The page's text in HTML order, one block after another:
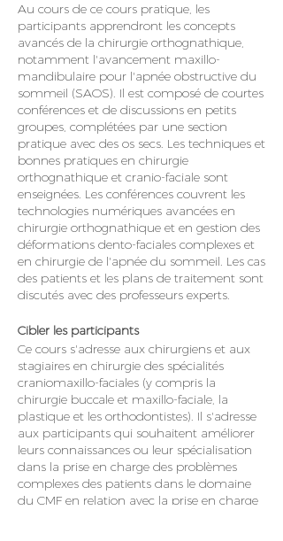
Au cours de ce cours pratique, les
participants apprendront les concepts
avancés de la chirurgie orthognathique,
notamment l'avancement maxillo-
mandibulaire pour l'apnée obstructive du
sommeil (SAOS). Il est composé de courtes
conférences et de discussions en petits
groupes, complétées par une section
pratique avec des os secs. Les techniques et
bonnes pratiques en chirurgie
orthognathique et cranio-faciale sont
enseignées. Les conférences couvrent les
technologies numériques avancées en
chirurgie orthognathique et en gestion des
déformations dento-faciales complexes et
en chirurgie de l'apnée du sommeil. Les cas
des patients et les plans de traitement sont
discutés avec des professeurs experts.
Cibler les participants
Ce cours s'adresse aux chirurgiens et aux
stagiaires en chirurgie des spécialités
craniomaxillo-faciales (y compris la
chirurgie buccale et maxillo-faciale, la
plastique et les orthodontistes). Il s'adresse
aux participants qui souhaitent améliorer
leurs connaissances ou leur spécialisation
dans la prise en charge des problèmes
complexes des patients dans le domaine
du CMF en relation avec la prise en charge